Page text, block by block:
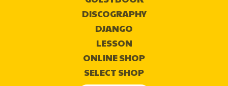
DISCOGRAPHY
DJANGO
LESSON
ONLINE SHOP
SELECT SHOP